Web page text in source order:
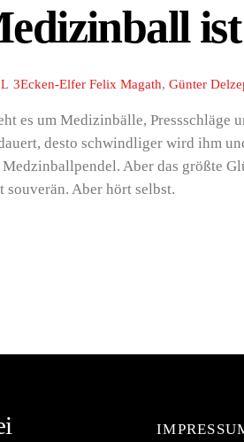
3Ecken-Elfer Felix Magath, Günter
es um Medizinbälle,
desto schwindliger wird ihm
Aber das größte
Aber hört selbst.